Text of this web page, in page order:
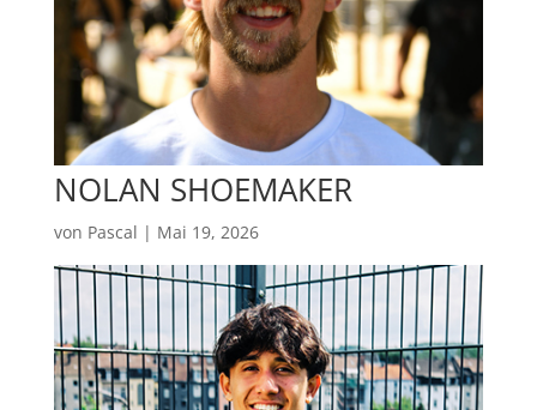
NOLAN SHOEMAKER
von Pascal | Mai 19, 2026